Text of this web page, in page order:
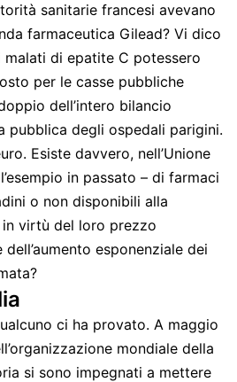
sanitarie francesi avevano
farmaceutica Gilead? Vi dico
di epatite C potessero
per le casse pubbliche
dell’intero bilancio
pubblica degli ospedali parigini.
Esiste davvero, nell’Unione
in passato – di farmaci
o non disponibili alla
virtù del loro prezzo
esponenziale dei
ci ha provato. A maggio
mondiale della
si sono impegnati a mettere